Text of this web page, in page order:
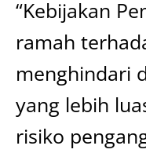
“Kebijakan
ramah
menghindari
yang lebih
risiko